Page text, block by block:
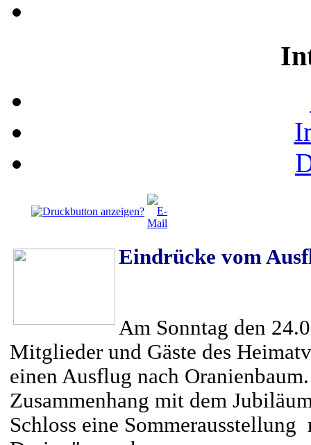
Eindrücke vom
Am Sonntag den
Mitglieder und Gäste des
einen Ausflug nach
Zusammenhang mit dem
Schloss eine